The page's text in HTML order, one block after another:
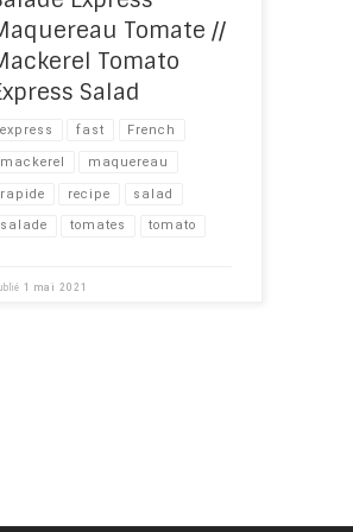
Tomate //
Tomato
Salad
express fast French
mackerel maquereau
rapide recipe​ salad
salade tomates tomato
1 mai 2021